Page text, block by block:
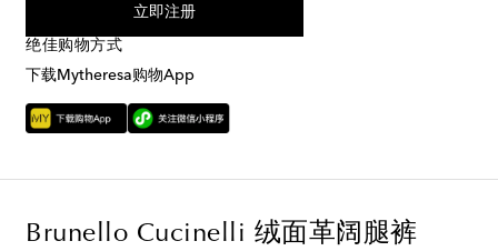
立即注册
绝佳购物方式
下载Mytheresa购物App
Brunello Cucinelli 绒面革阔腿裤